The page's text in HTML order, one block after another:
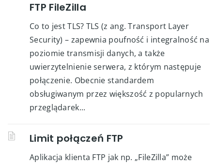
FTP FileZilla
Co to jest TLS? TLS (z ang. Transport Layer
Security) – zapewnia poufność i integralność na
poziomie transmisji danych, a także
uwierzytelnienie serwera, z którym następuje
połączenie. Obecnie standardem
obsługiwanym przez większość z popularnych
przeglądarek...
Limit połączeń FTP
Aplikacja klienta FTP jak np. „FileZilla” może